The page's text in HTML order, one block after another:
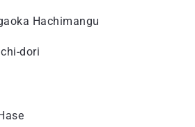
Hachimangu
dori